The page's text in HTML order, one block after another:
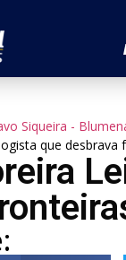
Siqueira -
que desbrava